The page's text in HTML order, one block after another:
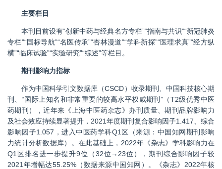
主要栏目
本刊目前设有“创新中药与经典名方专栏”“指南与共识”“新冠肺炎
专栏”“国标导航”“名医传承”“杏林漫道”“学科新探”“医理求真”“经方纵
横”“临床试验”“实验研究”“综述”等栏目。
期刊影响力指标
作为中国科学引文数据库（CSCD）收录期刊、中国科技核心期
刊、“国际上知名和非常重要的较高水平权威期刊”（T2级优秀中医
药期刊），近年来《上海中医药杂志》办刊质量、期刊品牌影响力
及社会效应持续显著提升，2021年度期刊复合影响因子1.417、综合
影响因子1.057，进入中医药学科Q1区（来源：中国知网期刊影响
力统计分析数据库）。在此基础上， 2022年《杂志》学科影响力在
Q1 区排名进一步提升9位（32位→ 23位），期刊综合影响因子较
2021 年增幅达55.25%（数据来源中国知网）。《杂志》 2022年核